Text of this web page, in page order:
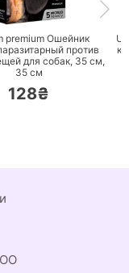
ПЕРЕЙТИ
premium Ошейник
против
для собак, 35 см,
35 см
128₴